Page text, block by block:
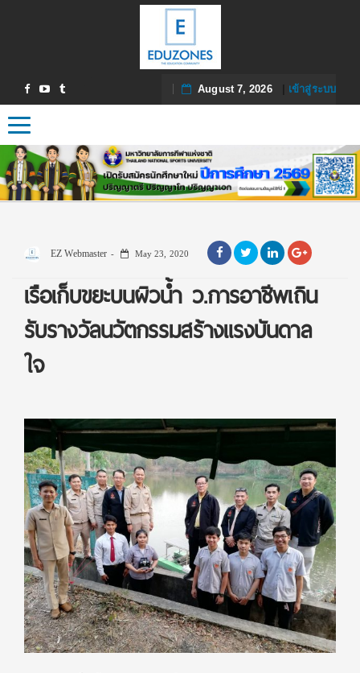
August 7, 2026| เข้าสู่ระบบ
Toggle navigation
EZ Webmaster May 23, 2020
เรือเก็บขยะบนผิวน้ำ ว.การอาชีพเถิน
รับรางวัลนวัตกรรมสร้างแรงบันดาล
ใจ